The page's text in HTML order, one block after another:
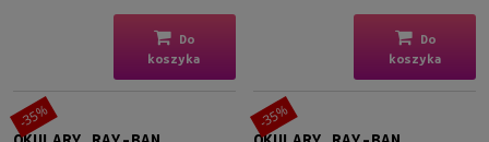
Rozmiar
Do
koszyka
Do
koszyka
-35% -35%